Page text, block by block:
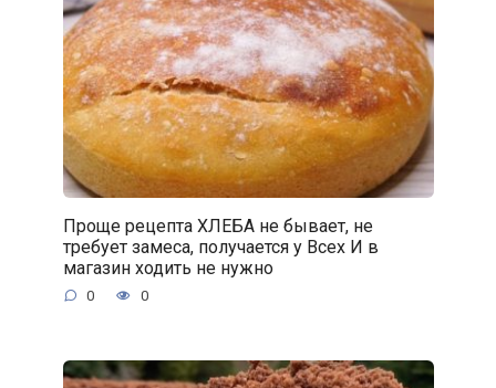
Проще рецепта ХЛЕБА не бывает, не
требует замеса, получается у Всех И в
магазин ходить не нужно
0 0